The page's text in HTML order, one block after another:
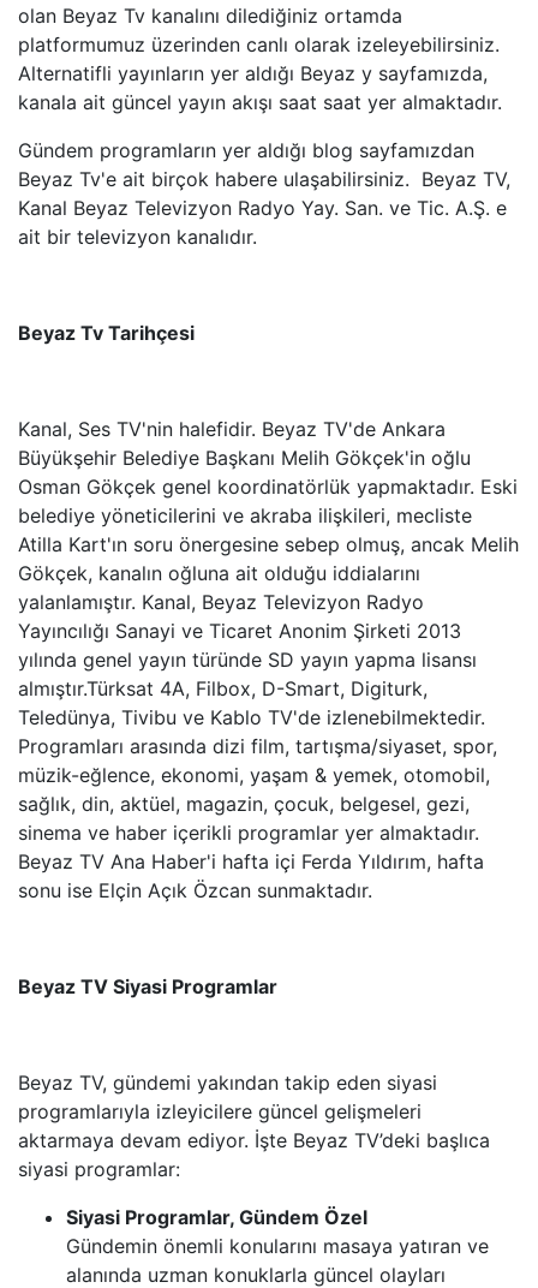
SHOW TV
A2 TV
TV8,5
NTV
HABERTüRK
HALK TV
A HABER
TRT HABER
TELE1
CNN TüRK
ULUSAL KANAL
TJK TV
A SPOR
HT SPOR
DMAX
TLC
olan Beyaz Tv kanalını dilediğiniz ortamda
platformumuz üzerinden canlı olarak izeleyebilirsiniz.
Alternatifli yayınların yer aldığı Beyaz y sayfamızda,
kanala ait güncel yayın akışı saat saat yer almaktadır.
Gündem programların yer aldığı blog sayfamızdan
Beyaz Tv'e ait birçok habere ulaşabilirsiniz. Beyaz TV,
Kanal Beyaz Televizyon Radyo Yay. San. ve Tic. A.Ş. e
ait bir televizyon kanalıdır.
Beyaz Tv Tarihçesi
Kanal, Ses TV'nin halefidir. Beyaz TV'de Ankara
Büyükşehir Belediye Başkanı Melih Gökçek'in oğlu
Osman Gökçek genel koordinatörlük yapmaktadır. Eski
belediye yöneticilerini ve akraba ilişkileri, mecliste
Atilla Kart'ın soru önergesine sebep olmuş, ancak Melih
Gökçek, kanalın oğluna ait olduğu iddialarını
yalanlamıştır. Kanal, Beyaz Televizyon Radyo
Yayıncılığı Sanayi ve Ticaret Anonim Şirketi 2013
yılında genel yayın türünde SD yayın yapma lisansı
almıştır.Türksat 4A, Filbox, D-Smart, Digiturk,
Teledünya, Tivibu ve Kablo TV'de izlenebilmektedir.
Programları arasında dizi film, tartışma/siyaset, spor,
müzik-eğlence, ekonomi, yaşam & yemek, otomobil,
sağlık, din, aktüel, magazin, çocuk, belgesel, gezi,
sinema ve haber içerikli programlar yer almaktadır.
Beyaz TV Ana Haber'i hafta içi Ferda Yıldırım, hafta
sonu ise Elçin Açık Özcan sunmaktadır.
Beyaz TV Siyasi Programlar
Beyaz TV, gündemi yakından takip eden siyasi
programlarıyla izleyicilere güncel gelişmeleri
aktarmaya devam ediyor. İşte Beyaz TV’deki başlıca
siyasi programlar:
Siyasi Programlar, Gündem Özel
Gündemin önemli konularını masaya yatıran ve
alanında uzman konuklarla güncel olayları